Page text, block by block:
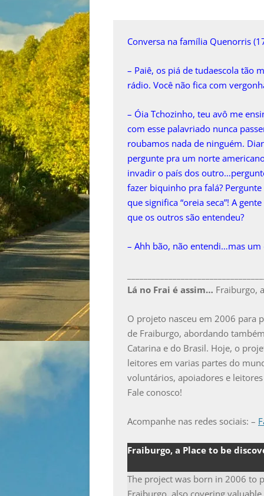
Conversa na família Quenorris
– Paiê, os piá de tudaescola tão
rádio. Você não fica com
– Óia Tchozinho, teu avô me
com esse palavriado nunca
roubamos nada de ninguém.
pergunte pra um norte
invadir o país dos
fazer biquinho pra falá?
que significa “oreia seca”! A
que os outros são entendeu?
– Ahh bão, não entendi…mas
Lá no Frai é assim… Fraiburgo,
O projeto nasceu em 2006 para
de Fraiburgo, abordando
Catarina e do Brasil. Hoje, o
leitores em varias partes do
voluntários, apoiadores e
Fale conosco!
Acompanhe nas redes sociais: –
Fraiburgo, a Place to be
The project was born in 2006 to